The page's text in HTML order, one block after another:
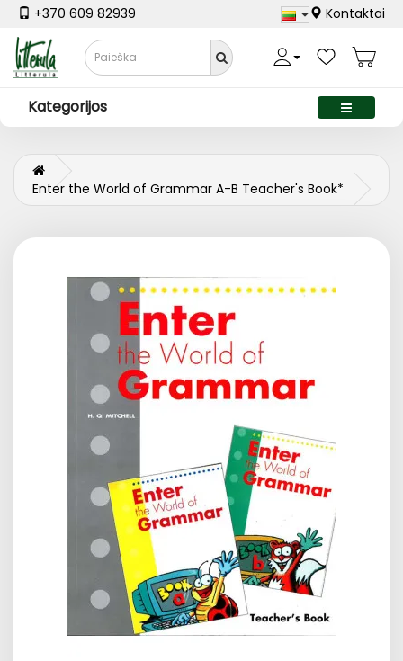
+370 609 82939 Kontaktai
Kategorijos
Enter the World of Grammar A-B Teacher's Book*